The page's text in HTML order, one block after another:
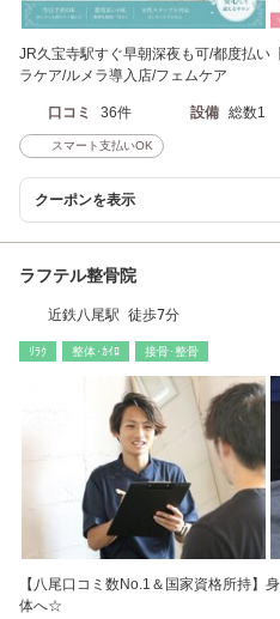
JR久宝寺駅すぐ早朝深夜も可/都度払い
ラケア/ルメラ導入店/フェムケア
口コミ 36件 設備 総数1
スマート支払いOK
クーポンを表示
ラフテル整骨院
近鉄八尾駅 徒歩7分
ﾘﾗｸ 整体･ｶｲﾛ 接骨･整骨
【八尾口コミ数No.1＆国家資格所持】
体へ☆